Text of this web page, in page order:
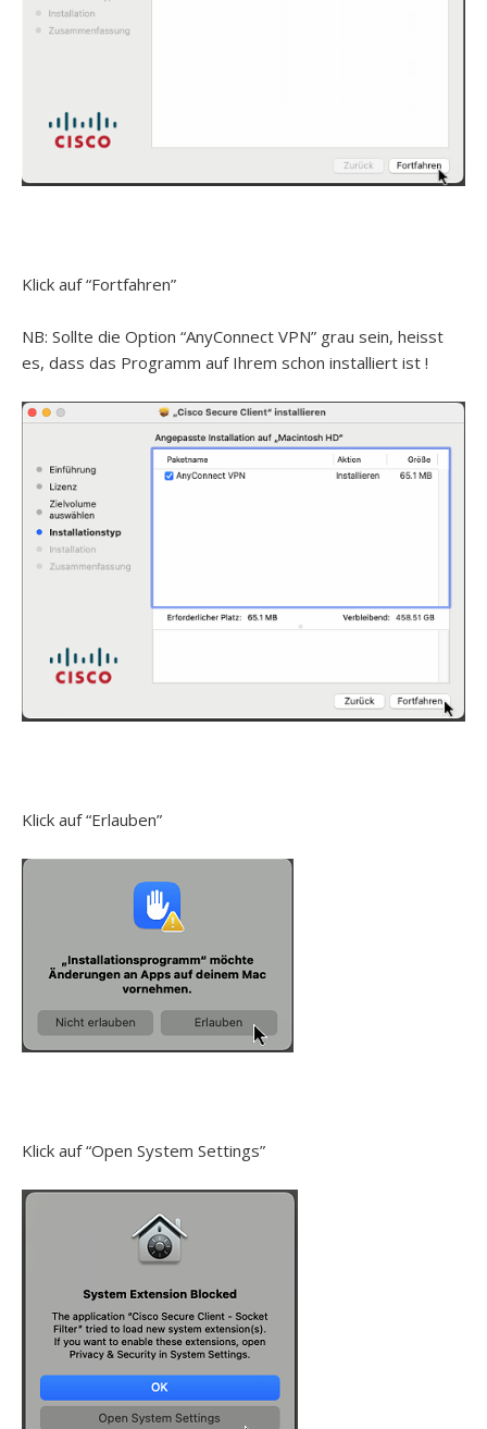
Klick auf “Fortfahren”
NB: Sollte die Option “AnyConnect VPN” grau sein, heisst
es, dass das Programm auf Ihrem schon installiert ist !
Klick auf “Erlauben”
Klick auf “Open System Settings”